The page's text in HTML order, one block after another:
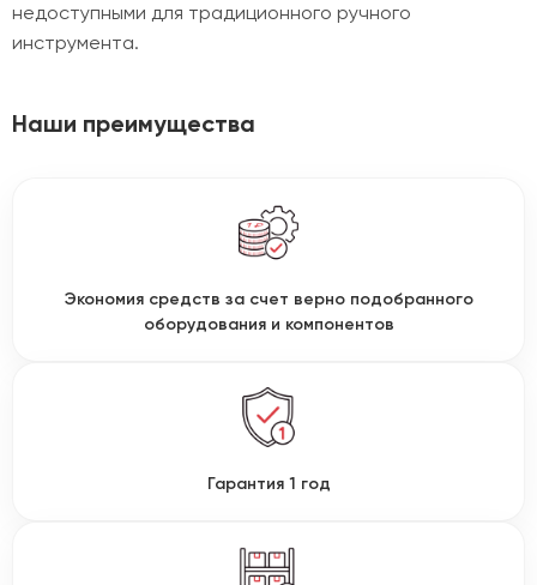
недоступными для традиционного ручного
инструмента.
Наши преимущества
Экономия средств за счет верно подобранного
оборудования и компонентов
Гарантия 1 год